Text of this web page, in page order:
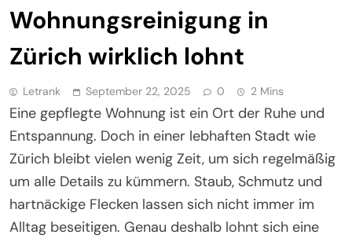
Wohnungsreinigung in
Zürich wirklich lohnt
Letrank September 22, 2025 0 2 Mins
Eine gepflegte Wohnung ist ein Ort der Ruhe und
Entspannung. Doch in einer lebhaften Stadt wie
Zürich bleibt vielen wenig Zeit, um sich regelmäßig
um alle Details zu kümmern. Staub, Schmutz und
hartnäckige Flecken lassen sich nicht immer im
Alltag beseitigen. Genau deshalb lohnt sich eine